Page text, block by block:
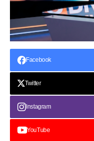
Facebook
Twitter
Instagram
YouTube